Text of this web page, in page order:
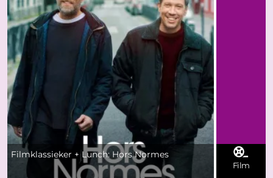
Filmklassieker + Lunch: Hors Normes
Film